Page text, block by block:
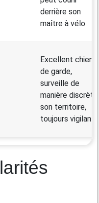
derrière son
maître à vélo
Excellent chien
de garde,
surveille de
manière discrète
son territoire,
toujours vigilant